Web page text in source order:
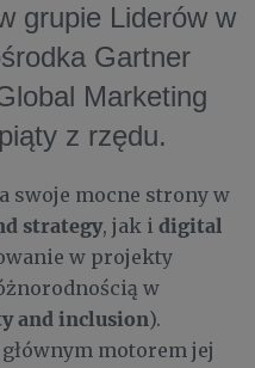
grupie Liderów w
Gartner
Marketing
z rzędu.
swoje mocne strony w
strategy, jak i digital
w projekty
w
and inclusion).
motorem jej